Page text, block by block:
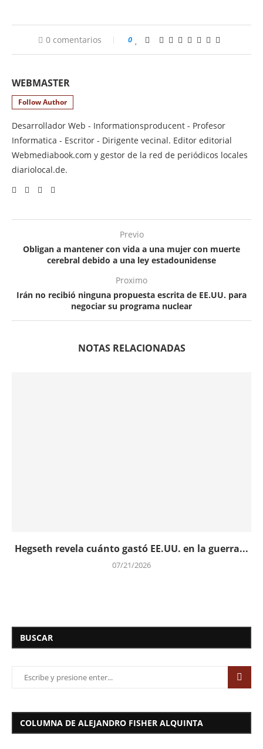
0 comentarios 0
WEBMASTER
Follow Author
Desarrollador Web - Informationsproducent - Profesor
Informatica - Escritor - Dirigente vecinal. Editor editorial
Webmediabook.com y gestor de la red de periódicos locales
diariolocal.de.
Previo
Obligan a mantener con vida a una mujer con muerte
cerebral debido a una ley estadounidense
Proximo
Irán no recibió ninguna propuesta escrita de EE.UU. para
negociar su programa nuclear
NOTAS RELACIONADAS
Hegseth revela cuánto gastó EE.UU. en la guerra...
07/21/2026
BUSCAR
COLUMNA DE ALEJANDRO FISHER ALQUINTA